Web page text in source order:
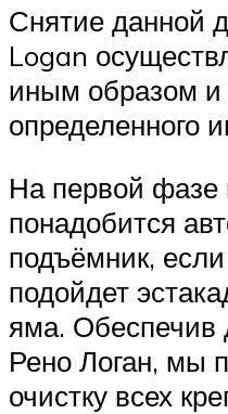
Снятие данной
Logan
иным образом и
определенного
На первой фазе
понадобится
подъёмник, если
подойдет
яма. Обеспечив
Рено Логан, мы
очистку всех